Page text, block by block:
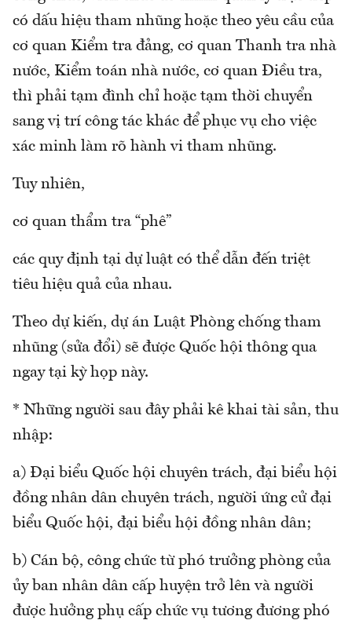
có dấu hiệu tham nhũng hoặc theo yêu cầu của
cơ quan Kiểm tra đảng, cơ quan Thanh tra nhà
nước, Kiểm toán nhà nước, cơ quan Điều tra,
thì phải tạm đình chỉ hoặc tạm thời chuyển
sang vị trí công tác khác để phục vụ cho việc
xác minh làm rõ hành vi tham nhũng.
Tuy nhiên,
cơ quan thẩm tra “phê”
các quy định tại dự luật có thể dẫn đến triệt
tiêu hiệu quả của nhau.
Theo dự kiến, dự án Luật Phòng chống tham
nhũng (sửa đổi) sẽ được Quốc hội thông qua
ngay tại kỳ họp này.
* Những người sau đây phải kê khai tài sản, thu
nhập:
a) Đại biểu Quốc hội chuyên trách, đại biểu hội
đồng nhân dân chuyên trách, người ứng cử đại
biểu Quốc hội, đại biểu hội đồng nhân dân;
b) Cán bộ, công chức từ phó trưởng phòng của
ủy ban nhân dân cấp huyện trở lên và người
được hưởng phụ cấp chức vụ tương đương phó